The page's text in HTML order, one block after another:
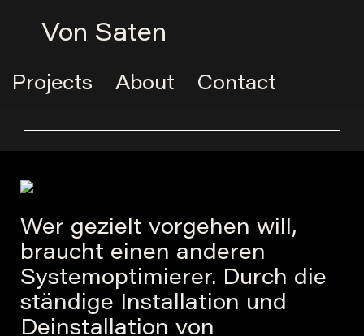
Von Saten
Projects About Contact
Wer gezielt vorgehen will,
braucht einen anderen
Systemoptimierer. Durch die
ständige Installation und
Deinstallation von